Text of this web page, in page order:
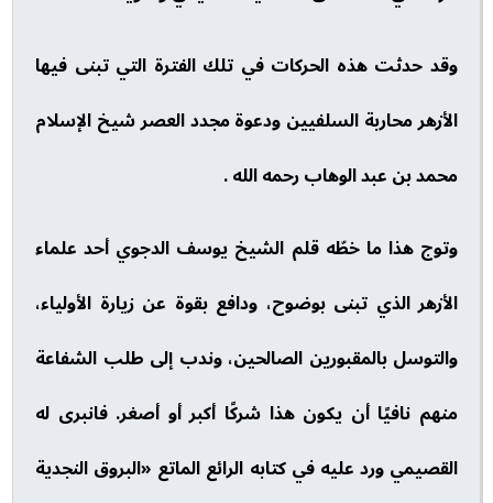
وقد حدثت هذه الحركات في تلك الفترة التي تبنى فيها
الأزهر محاربة السلفيين ودعوة مجدد العصر شيخ الإسلام
محمد بن عبد الوهاب رحمه الله .
وتوج هذا ما خطّه قلم الشيخ يوسف الدجوي أحد علماء
الأزهر الذي تبنى بوضوح، ودافع بقوة عن زيارة الأولياء،
والتوسل بالمقبورين الصالحين، وندب إلى طلب الشفاعة
منهم نافيًا أن يكون هذا شركًا أكبر أو أصغر. فانبرى له
القصيمي ورد عليه في كتابه الرائع الماتع «البروق النجدية